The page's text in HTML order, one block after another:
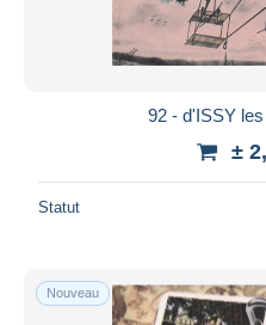
92 - d'ISSY
±
Statut
Nouveau